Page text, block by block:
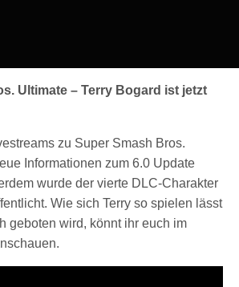
Ultimate – Terry Bogard ist jetzt
zu Super Smash Bros.
Informationen zum 6.0 Update
wurde der vierte DLC-Charakter
Wie sich Terry so spielen lässt
geboten wird, könnt ihr euch im